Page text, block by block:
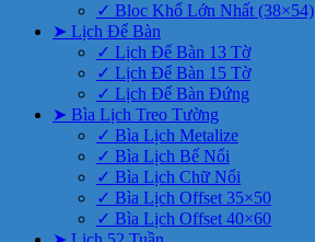
✓ Bloc Khổ Lớn Nhất (38×54)
➤ Lịch Để Bàn
✓ Lịch Để Bàn 13 Tờ
✓ Lịch Để Bàn 15 Tờ
✓ Lịch Để Bàn Đứng
➤ Bìa Lịch Treo Tường
✓ Bìa Lịch Metalize
✓ Bìa Lịch Bế Nổi
✓ Bìa Lịch Chữ Nổi
✓ Bìa Lịch Offset 35×50
✓ Bìa Lịch Offset 40×60